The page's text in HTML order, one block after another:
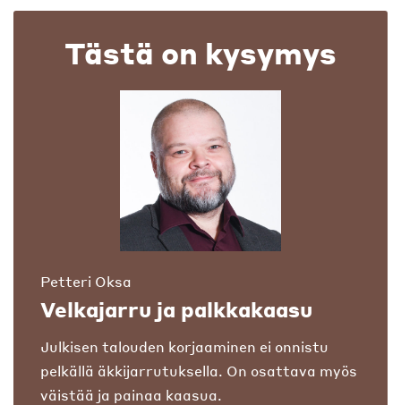
Tästä on kysymys
Petteri Oksa
Velkajarru ja palkkakaasu
Julkisen talouden korjaaminen ei onnistu
pelkällä äkkijarrutuksella. On osattava myös
väistää ja painaa kaasua.